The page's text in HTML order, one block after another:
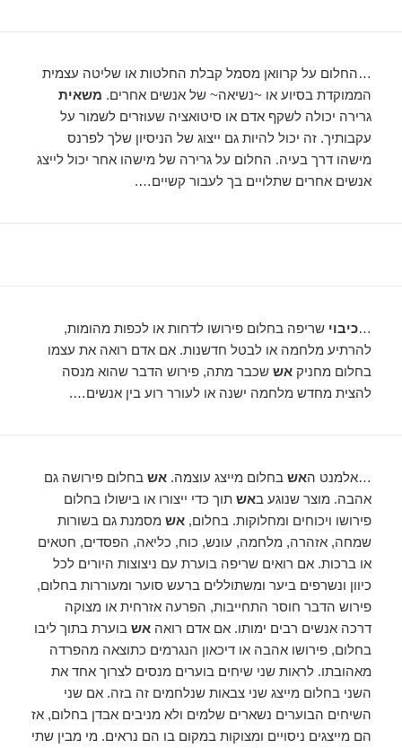
…החלום על קרוואן מסמל קבלת החלטות או שליטה עצמית
הממוקדת בסיוע או ~נשיאה~ של אנשים אחרים. משאית
גרירה יכולה לשקף אדם או סיטואציה שעוזרים לשמור על
עקבותיך. זה יכול להיות גם ייצוג של הניסיון שלך לפרנס
מישהו דרך בעיה. החלום על גרירה של מישהו אחר יכול לייצג
אנשים אחרים שתלויים בך לעבור קשיים….
…כיבוי שריפה בחלום פירושו לדחות או לכפות מהומות,
להרתיע מלחמה או לבטל חדשנות. אם אדם רואה את עצמו
בחלום מחניקאש שכבר מתה, פירוש הדבר שהוא מנסה
להצית מחדש מלחמה ישנה או לעורר רוע בין אנשים….
…אלמנט האש בחלום מייצג עוצמה.אש בחלום פירושה גם
אהבה. מוצר שנוגע באש תוך כדי ייצורו או בישולו בחלום
פירושו ויכוחים ומחלוקות. בחלום,אש מסמנת גם בשורות
שמחה, אזהרה, מלחמה, עונש, כוח, כליאה, הפסדים, חטאים
או ברכות. אם רואים שריפה בוערת עם ניצוצות היורים לכל
כיוון ונשרפים ביער ומשתוללים ברעש סוער ומעוררות בחלום,
פירוש הדבר חוסר התחייבות, הפרעה אזרחית או מצוקה
דרכה אנשים רבים ימותו. אם אדם רואהאש בוערת בתוך ליבו
בחלום, פירושו אהבה או דיכאון הנגרמים כתוצאה מהפרדה
מאהובתו. לראות שני שיחים בוערים מנסים לצרוך אחד את
השני בחלום מייצג שני צבאות שנלחמים זה בזה. אם שני
השיחים הבוערים נשארים שלמים ולא מניבים אבדן בחלום, אז
הם מייצגים ניסויים ומצוקות במקום בו הם נראים. מי מבין שתי